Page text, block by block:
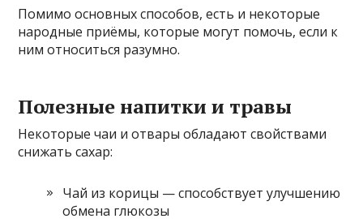
Помимо основных способов, есть и некоторые
народные приёмы, которые могут помочь, если к
ним относиться разумно.
Полезные напитки и травы
Некоторые чаи и отвары обладают свойствами
снижать сахар:
Чай из корицы — способствует улучшению
обмена глюкозы